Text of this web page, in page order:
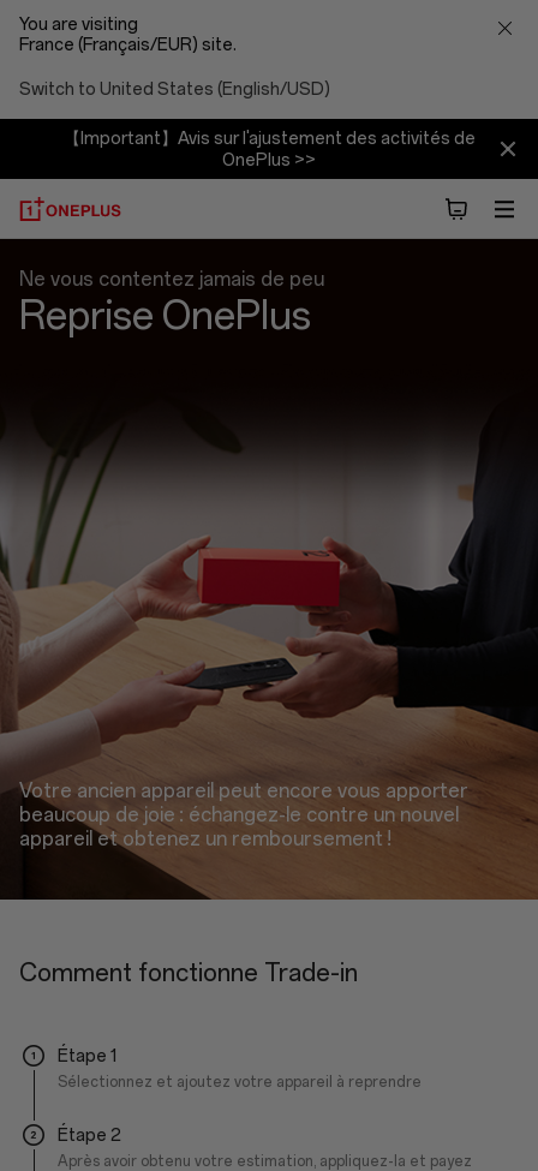
You are visiting
France (Français/EUR) site.
Switch to United States (English/USD)
【Important】Avis sur l'ajustement des activités de
OnePlus >>
Échange
Ne vous contentez jamais de peu
Reprise OnePlus
Votre ancien appareil peut encore vous apporter
beaucoup de joie : échangez-le contre un nouvel
appareil et obtenez un remboursement !
Comment fonctionne Trade-in
Étape 1
Sélectionnez et ajoutez votre appareil à reprendre
Étape 2
Après avoir obtenu votre estimation, appliquez-la et payez